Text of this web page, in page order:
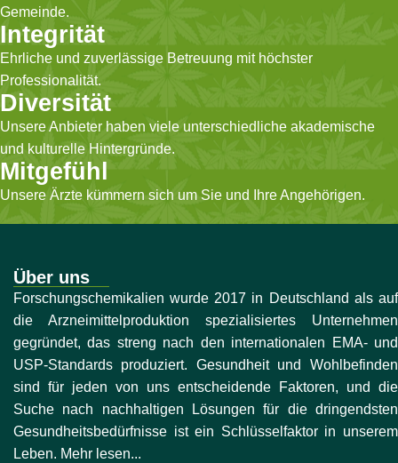
Gemeinde.
Integrität
Ehrliche und zuverlässige Betreuung mit höchster
Professionalität.
Diversität
Unsere Anbieter haben viele unterschiedliche akademische
und kulturelle Hintergründe.
Mitgefühl
Unsere Ärzte kümmern sich um Sie und Ihre Angehörigen.
Über uns
Forschungschemikalien wurde 2017 in Deutschland als auf
die Arzneimittelproduktion spezialisiertes Unternehmen
gegründet, das streng nach den internationalen EMA- und
USP-Standards produziert. Gesundheit und Wohlbefinden
sind für jeden von uns entscheidende Faktoren, und die
Suche nach nachhaltigen Lösungen für die dringendsten
Gesundheitsbedürfnisse ist ein Schlüsselfaktor in unserem
Leben. Mehr lesen...